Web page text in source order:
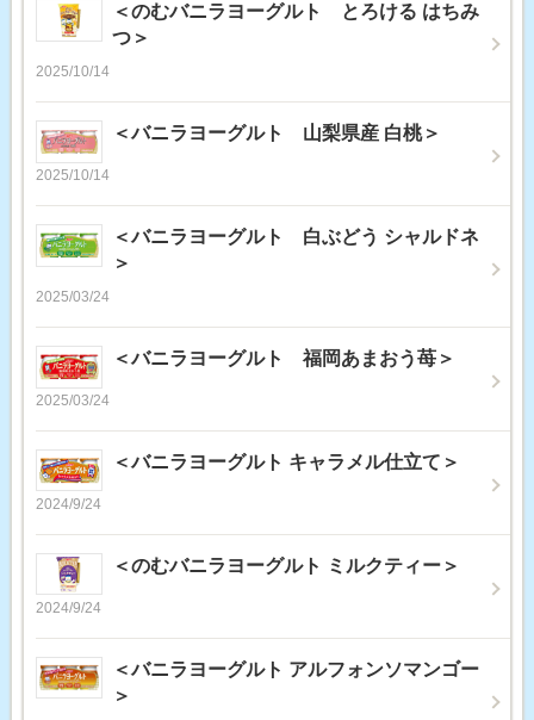
＜のむバニラヨーグルト とろける はちみ
つ＞
2025/10/14
＜バニラヨーグルト 山梨県産 白桃＞
2025/10/14
＜バニラヨーグルト 白ぶどう シャルドネ
＞
2025/03/24
＜バニラヨーグルト 福岡あまおう苺＞
2025/03/24
＜バニラヨーグルト キャラメル仕立て＞
2024/9/24
＜のむバニラヨーグルト ミルクティー＞
2024/9/24
＜バニラヨーグルト アルフォンソマンゴー
＞